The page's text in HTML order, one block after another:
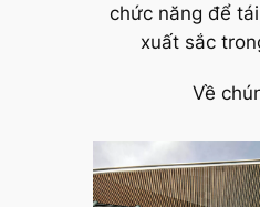
chức năng để
xuất sắc
Về